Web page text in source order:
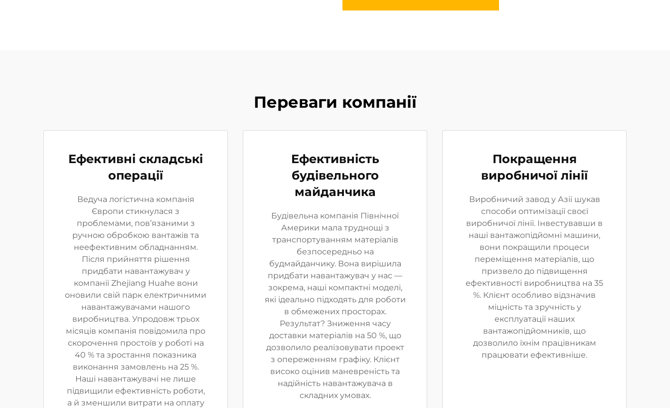
Переваги компанії
Ефективні складські
операції
Ведуча логістична компанія
Європи стикнулася з
проблемами, пов’язаними з
ручною обробкою вантажів та
неефективним обладнанням.
Після прийняття рішення
придбати навантажувач у
компанії Zhejiang Huahe вони
оновили свій парк електричними
навантажувачами нашого
виробництва. Упродовж трьох
місяців компанія повідомила про
скорочення простоїв у роботі на
40 % та зростання показника
виконання замовлень на 25 %.
Наші навантажувачі не лише
підвищили ефективність роботи,
а й зменшили витрати на оплату
Ефективність
будівельного
майданчика
Будівельна компанія Північної
Америки мала труднощі з
транспортуванням матеріалів
безпосередньо на
будмайданчику. Вона вирішила
придбати навантажувач у нас —
зокрема, наші компактні моделі,
які ідеально підходять для роботи
в обмежених просторах.
Результат? Зниження часу
доставки матеріалів на 50 %, що
дозволило реалізовувати проект
з опереженням графіку. Клієнт
високо оцінив маневреність та
надійність навантажувача в
складних умовах.
Покращення
виробничої лінії
Виробничий завод у Азії шукав
способи оптимізації своєї
виробничої лінії. Інвестувавши в
наші вантажопідйомні машини,
вони покращили процеси
переміщення матеріалів, що
призвело до підвищення
ефективності виробництва на 35
%. Клієнт особливо відзначив
міцність та зручність у
експлуатації наших
вантажопідйомників, що
дозволило їхнім працівникам
працювати ефективніше.